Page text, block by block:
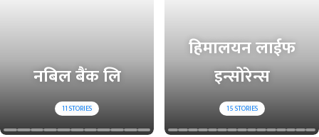
नबिल बैंक लि
11STORIES
हिमालयन लाईफ
इन्सोरेन्स
15STORIES